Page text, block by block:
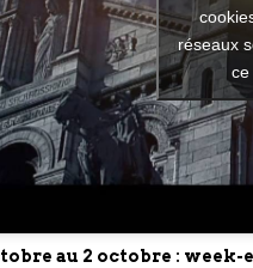
réseaux
ce
au 2 octobre : week-